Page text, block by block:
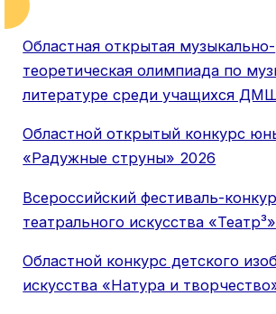
Областная открытая музыкально-
теоретическая олимпиада по
литературе среди учащихся
Областной открытый конкурс
«Радужные струны» 2026
Всероссийский фестиваль-
театрального искусства «Театр³»
Областной конкурс детского
искусства «Натура и